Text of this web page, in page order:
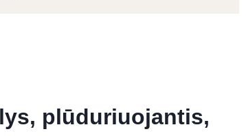
plūduriuojantis,